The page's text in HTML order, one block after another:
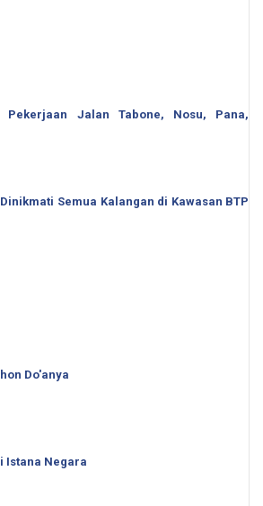
Jalan Tabone, Nosu, Pana,
Semua Kalangan di Kawasan BTP
Do'anya
Istana Negara